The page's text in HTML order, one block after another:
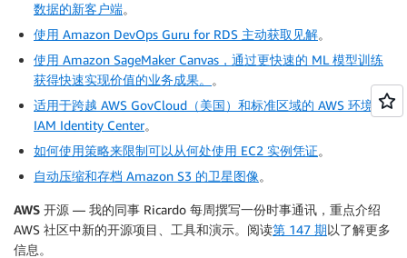
数据的新客户端。
使用 Amazon DevOps Guru for RDS 主动获取见解。
使用 Amazon SageMaker Canvas，通过更快速的 ML 模型训练
获得快速实现价值的业务成果。
。
适用于跨越 AWS GovCloud（美国）和标准区域的 AWS 环境的
IAM Identity Center。
如何使用策略来限制可以从何处使用 EC2 实例凭证。
自动压缩和存档 Amazon S3 的卫星图像。
AWS 开源 — 我的同事 Ricardo 每周撰写一份时事通讯，重点介绍
AWS 社区中新的开源项目、工具和演示。阅读第 147 期以了解更多
信息。